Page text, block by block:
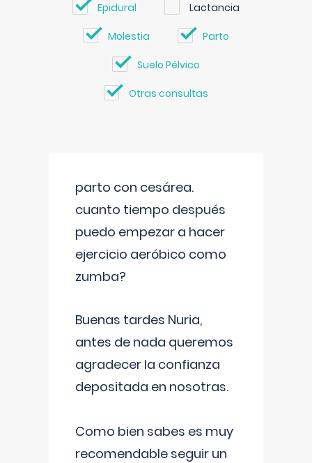
Epidural Lactancia
Molestia Parto
Suelo Pélvico
Otras consultas
parto con cesárea.
cuanto tiempo después
puedo empezar a hacer
ejercicio aeróbico como
zumba?
Buenas tardes Nuria,
antes de nada queremos
agradecer la confianza
depositada en nosotras.
Como bien sabes es muy
recomendable seguir un